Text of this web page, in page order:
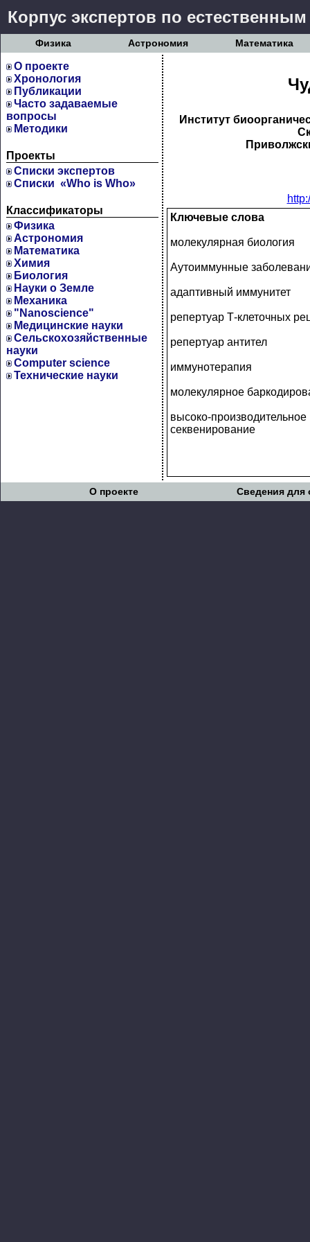
Корпус экспертов по
Физика Астрономия Математика
О проекте
Хронология
Публикации
Часто задаваемые
вопросы
Методики
Проекты
Cписки экспертов
Списки «Who is Who»
Классификаторы
Физика
Астрономия
Математика
Химия
Биология
Науки о Земле
Механика
"Nanoscience"
Медицинские науки
Сельскохозяйственные
науки
Computer science
Технические науки
Институт
Ключевые слова
молекулярная биология
Аутоиммунные
адаптивный иммунитет
репертуар Т-клеточных
репертуар антител
иммунотерапия
молекулярное
высоко-производительное
секвенирование
О проекте Сведения для